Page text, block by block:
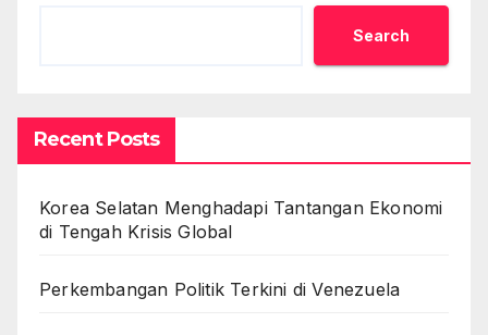
Search
Recent Posts
Korea Selatan Menghadapi Tantangan Ekonomi
di Tengah Krisis Global
Perkembangan Politik Terkini di Venezuela